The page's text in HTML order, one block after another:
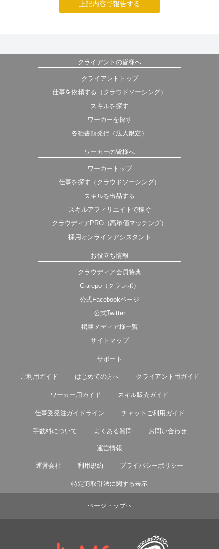
上記内容で報告する
クライアントの皆様へ
クライアントトップ
仕事を依頼する（クラウドソーシング）
スキルを探す
ワーカーを探す
各種書類発行（法人限定）
ワーカーの皆様へ
ワーカートップ
仕事を探す（クラウドソーシング）
スキルを出品する
スキルアフィリエイトで稼ぐ
クラウディアPRO（高単価マッチング）
採用オンラインアシスタント
お役立ち情報
クラウディア会員特典
Crarepo（クラレポ）
公式Facebookページ
公式Twitter
掲載メディア様一覧
サイトマップ
サポート
ご利用ガイド はじめての方へ クライアント用ガイド
ワーカー用ガイド スキル販売ガイド
仕事受発注ガイドライン チャットご利用ガイド
手数料について よくある質問 お問い合わせ
運営情報
運営会社 利用規約 プライバシーポリシー
特定商取引法に関する表示
ページトップヘ